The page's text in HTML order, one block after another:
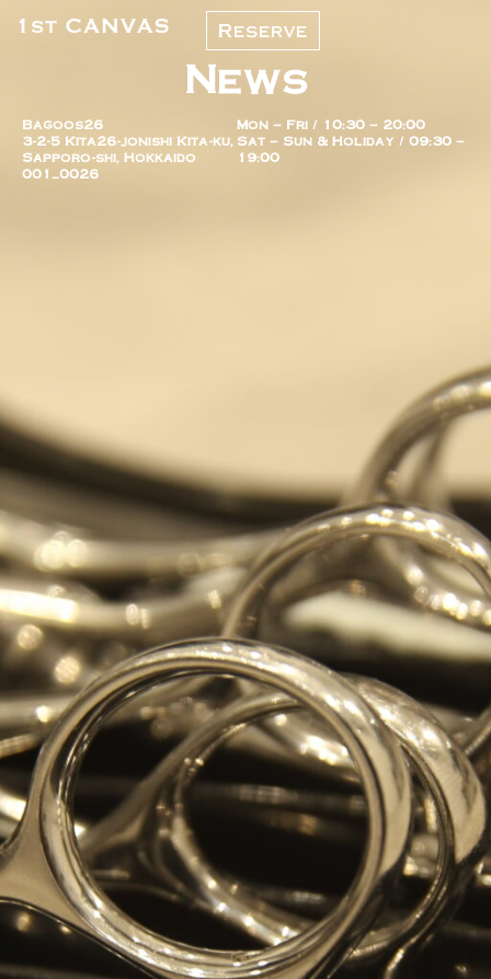
Reserve
News
Bagoos26
3-2-5 Kita26-jonishi Kita-ku,
Sapporo-shi, Hokkaido
001_0026
Mon – Fri / 10:30 – 20:00
Sat – Sun & Holiday / 09:30 –
19:00